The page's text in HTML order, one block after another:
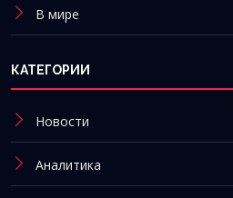
В мире
КАТЕГОРИИ
Новости
Аналитика